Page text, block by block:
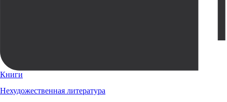
Книги
Нехудожественная литература